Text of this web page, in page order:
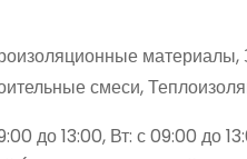
смеси,
до 13:00, Вт: с 09:00 до